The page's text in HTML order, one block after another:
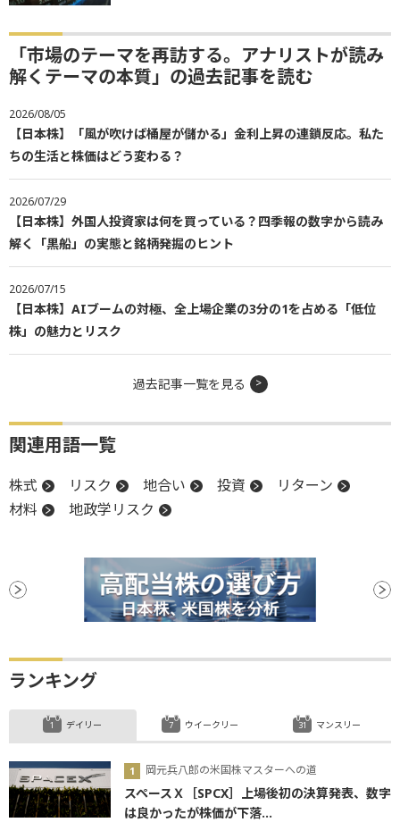
「市場のテーマを再訪する。アナリストが読み
解くテーマの本質」の過去記事を読む
2026/08/05
【日本株】「風が吹けば桶屋が儲かる」金利上昇の連鎖反応。私た
ちの生活と株価はどう変わる？
2026/07/29
【日本株】外国人投資家は何を買っている？四季報の数字から読み
解く「黒船」の実態と銘柄発掘のヒント
2026/07/15
【日本株】AIブームの対極、全上場企業の3分の1を占める「低位
株」の魅力とリスク
過去記事一覧を見る
関連用語一覧
株式 リスク 地合い 投資
リターン
材料
地政学リスク
ランキング
デイリー
岡元兵八郎の米国株マスターへの道
スペースＸ［SPCX］上場後初の決算発表、数字
は良かったが株価が下落...
ウイークリー マンスリー